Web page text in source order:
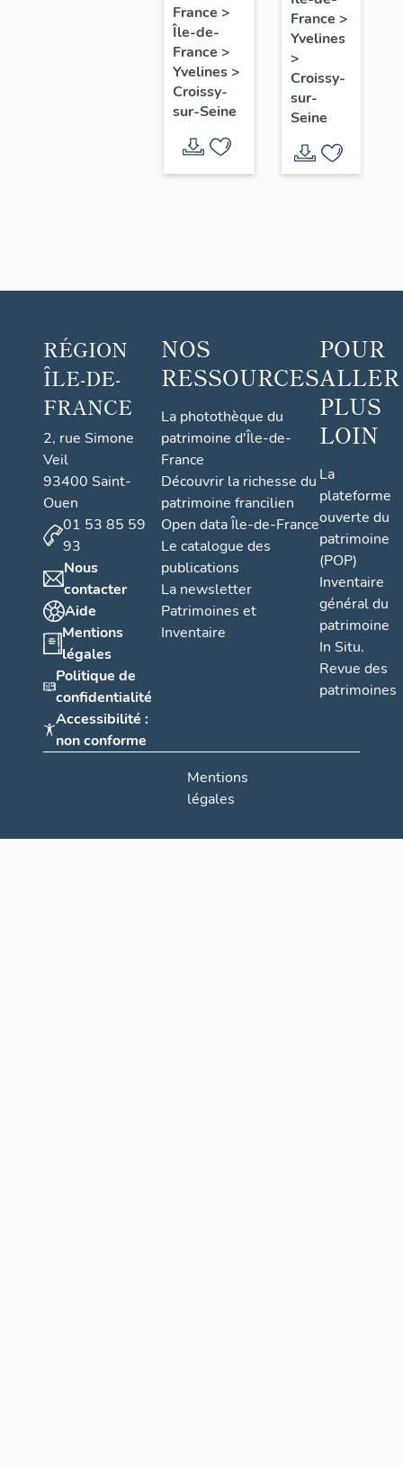
Weill,
Croissy-
sur-
Seine
France >
Île-de-
France >
Yvelines>
Croissy-
sur-Seine
dite
Pavillon
Henri
IV ou
Pavillon
Gabrielle
France >
Yvelines
>
Croissy-
sur-
Seine
RÉGION
ÎLE-DE-
FRANCE
2, rue Simone
Veil
93400 Saint-
Ouen
01 53 85 59
93
Nous
contacter
Aide
Mentions
légales
Politique de
confidentialité
Accessibilité :
non conforme
NOS
RESSOURCES
La photothèque du
patrimoine d'Île-de-
France
Découvrir la richesse du
patrimoine francilien
Open data Île-de-France
Le catalogue des
publications
La newsletter
Patrimoines et
Inventaire
POUR
ALLER
PLUS
LOIN
La
plateforme
ouverte du
patrimoine
(POP)
Inventaire
général du
patrimoine
In Situ.
Revue des
patrimoines
Mentions
légales